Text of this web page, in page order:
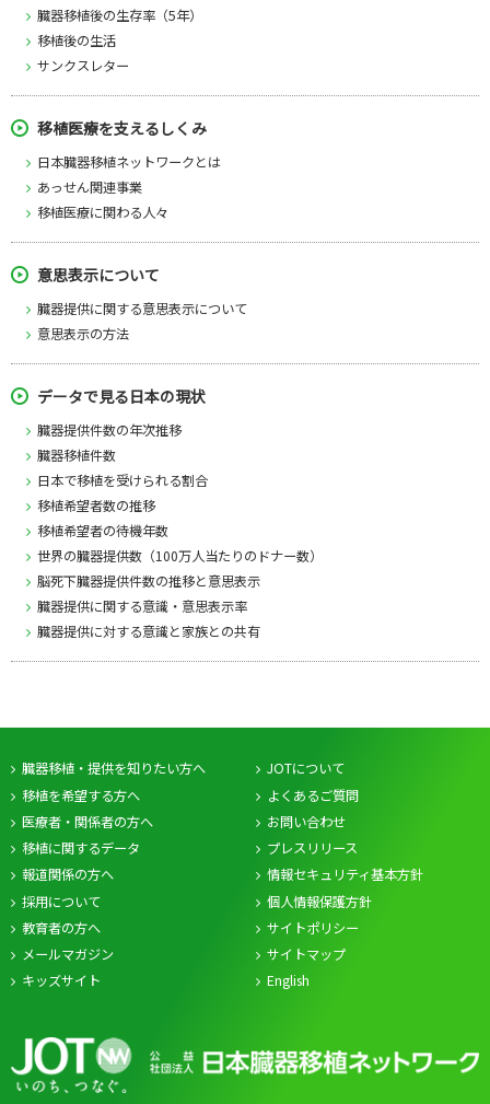
臓器移植後の生存率（5年）
移植後の生活
サンクスレター
移植医療を支えるしくみ
日本臓器移植ネットワークとは
あっせん関連事業
移植医療に関わる人々
意思表示について
臓器提供に関する意思表示について
意思表示の方法
データで見る日本の現状
臓器提供件数の年次推移
臓器移植件数
日本で移植を受けられる割合
移植希望者数の推移
移植希望者の待機年数
世界の臓器提供数（100万人当たりのドナー数）
脳死下臓器提供件数の推移と意思表示
臓器提供に関する意識・意思表示率
臓器提供に対する意識と家族との共有
臓器移植・提供を知りたい方へ
移植を希望する方へ
医療者・関係者の方へ
移植に関するデータ
JOTについて
よくあるご質問
お問い合わせ
プレスリリース
報道関係の方へ
採用について
教育者の方へ
メールマガジン
キッズサイト
情報セキュリティ基本方針
個人情報保護方針
サイトポリシー
サイトマップ
English